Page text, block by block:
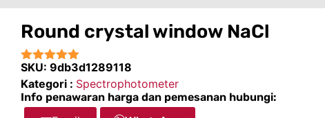
Round crystal window NaCl
★★★★★
SKU: 9db3d1289118
Kategori : Spectrophotometer
Info penawaran harga dan pemesanan hubungi: